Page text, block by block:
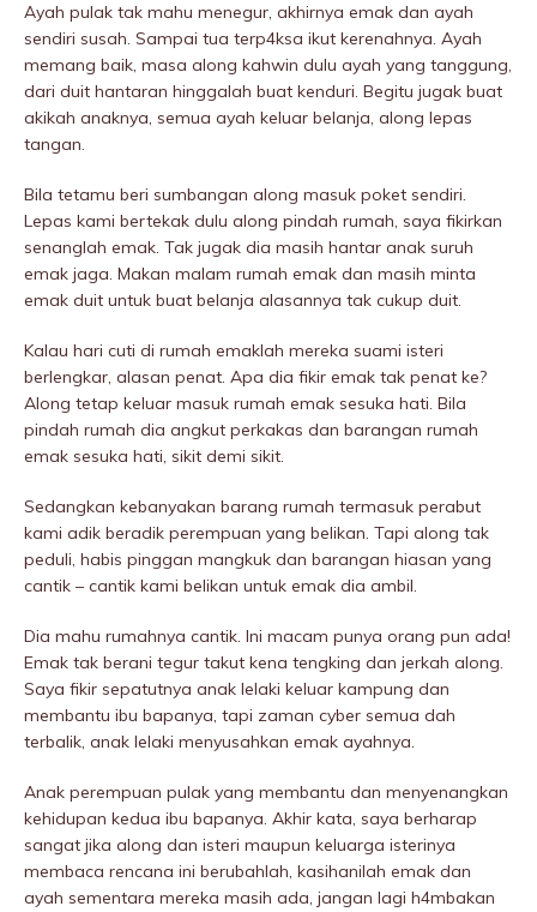
Ayah pulak tak mahu menegur, akhirnya emak dan ayah
sendiri susah. Sampai tua terp4ksa ikut kerenahnya. Ayah
memang baik, masa along kahwin dulu ayah yang tanggung,
dari duit hantaran hinggalah buat kenduri. Begitu jugak buat
akikah anaknya, semua ayah keluar belanja, along lepas
tangan.
Bila tetamu beri sumbangan along masuk poket sendiri.
Lepas kami bertekak dulu along pindah rumah, saya fikirkan
senanglah emak. Tak jugak dia masih hantar anak suruh
emak jaga. Makan malam rumah emak dan masih minta
emak duit untuk buat belanja alasannya tak cukup duit.
Kalau hari cuti di rumah emaklah mereka suami isteri
berlengkar, alasan penat. Apa dia fikir emak tak penat ke?
Along tetap keluar masuk rumah emak sesuka hati. Bila
pindah rumah dia angkut perkakas dan barangan rumah
emak sesuka hati, sikit demi sikit.
Sedangkan kebanyakan barang rumah termasuk perabut
kami adik beradik perempuan yang belikan. Tapi along tak
peduli, habis pinggan mangkuk dan barangan hiasan yang
cantik – cantik kami belikan untuk emak dia ambil.
Dia mahu rumahnya cantik. Ini macam punya orang pun ada!
Emak tak berani tegur takut kena tengking dan jerkah along.
Saya fikir sepatutnya anak lelaki keluar kampung dan
membantu ibu bapanya, tapi zaman cyber semua dah
terbalik, anak lelaki menyusahkan emak ayahnya.
Anak perempuan pulak yang membantu dan menyenangkan
kehidupan kedua ibu bapanya. Akhir kata, saya berharap
sangat jika along dan isteri maupun keluarga isterinya
membaca rencana ini berubahlah, kasihanilah emak dan
ayah sementara mereka masih ada, jangan lagi h4mbakan